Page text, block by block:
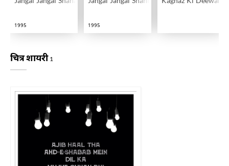
1995 1995
चित्र शायरी 1